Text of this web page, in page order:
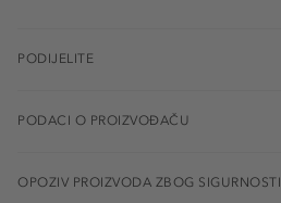
PODIJELITE
PODACI O PROIZVOĐAČU
OPOZIV PROIZVODA ZBOG SIGURNOSTI